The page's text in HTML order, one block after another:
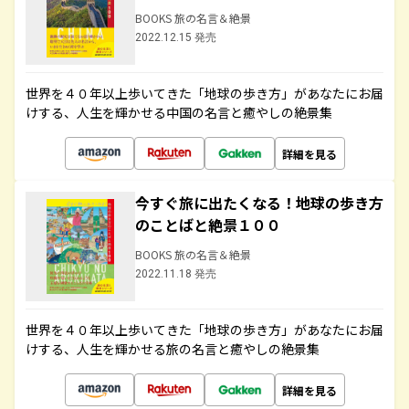
BOOKS 旅の名言＆絶景
2022.12.15 発売
世界を４０年以上歩いてきた「地球の歩き方」があなたにお届
けする、人生を輝かせる中国の名言と癒やしの絶景集
詳細を見る
今すぐ旅に出たくなる！地球の歩き方
のことばと絶景１００
BOOKS 旅の名言＆絶景
2022.11.18 発売
世界を４０年以上歩いてきた「地球の歩き方」があなたにお届
けする、人生を輝かせる旅の名言と癒やしの絶景集
詳細を見る